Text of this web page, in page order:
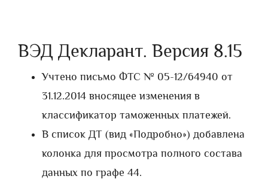
ВЭД Декларант. Версия 8.15
Учтено письмо ФТС № 05-12/64940 от
31.12.2014 вносящее изменения в
классификатор таможенных платежей.
В список ДТ (вид «Подробно») добавлена
колонка для просмотра полного состава
данных по графе 44.